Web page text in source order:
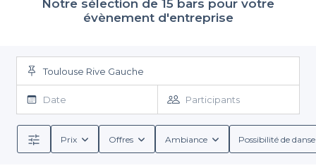
Notre sélection de 15 bars pour votre
évènement d'entreprise
Toulouse Rive Gauche
Date Participants
Prix Offres Ambiance Possibilité de